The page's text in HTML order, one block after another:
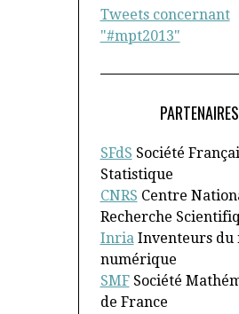
Tweets concernant
"#mpt2013"
PARTENAIRES
SFdS Société
Statistique
CNRS Centre
Recherche
InriaInventeurs du
numérique
SMFSociété
de France